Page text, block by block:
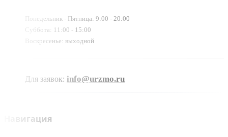
Понедельник - Пятница: 9:00 - 20:00
Суббота: 11:00 - 15:00
Воскресенье: выходной
Для заявок: info@urzmo.ru
Навигация